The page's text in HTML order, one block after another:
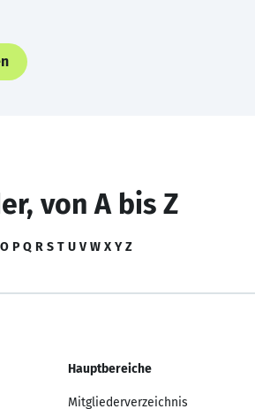
von A bis Z
O P Q R S T U V W X Y Z
Hauptbereiche
Mitgliederverzeichnis